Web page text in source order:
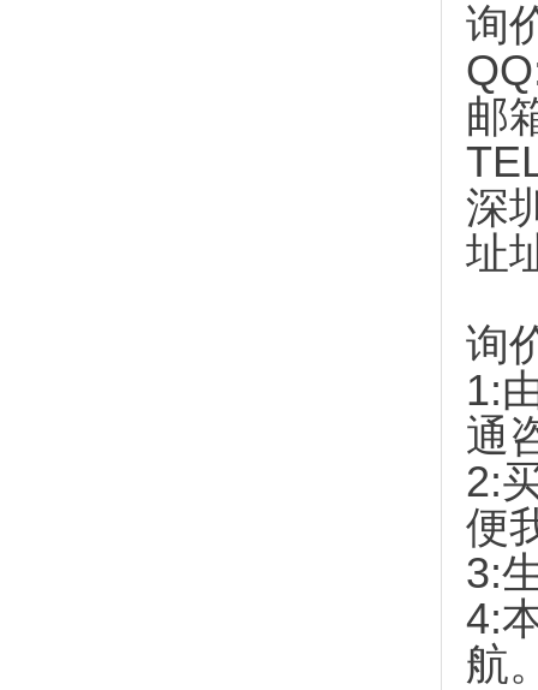
询
邮
深
址
询
1:
通
2:
便
3:
4:
航